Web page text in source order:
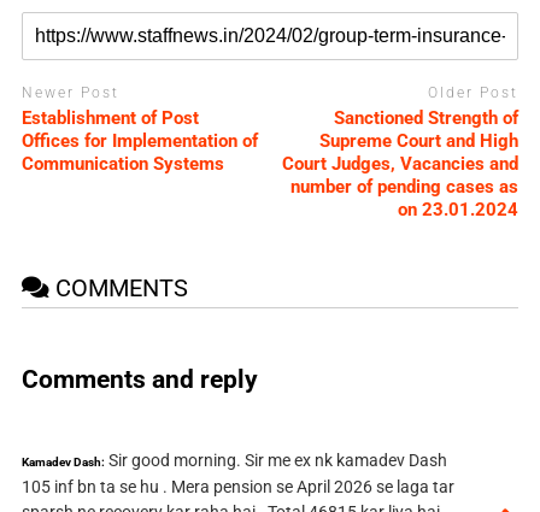
Newer Post
Establishment of Post
Offices for Implementation of
Communication Systems
Older Post
Sanctioned Strength of
Supreme Court and High
Court Judges, Vacancies and
number of pending cases as
on 23.01.2024
COMMENTS
Comments and reply
Kamadev Dash: Sir good morning. Sir me ex nk kamadev Dash
105 inf bn ta se hu . Mera pension se April 2026 se laga tar